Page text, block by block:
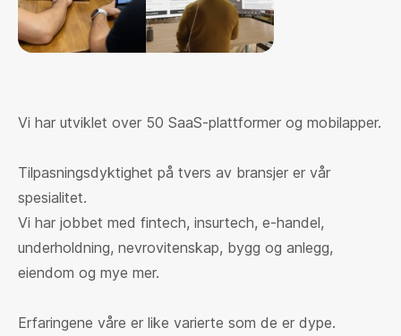
Vi har utviklet over 50 SaaS-plattformer og mobilapper.
Tilpasningsdyktighet på tvers av bransjer er vår
spesialitet.
Vi har jobbet med fintech, insurtech, e-handel,
underholdning, nevrovitenskap, bygg og anlegg,
eiendom og mye mer.
Erfaringene våre er like varierte som de er dype.